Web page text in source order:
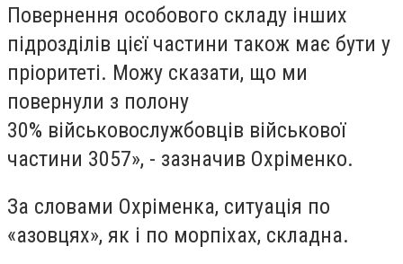
Повернення особового складу інших
підрозділів цієї частини також має бути у
пріоритеті. Можу сказати, що ми
повернули з полону
30% військовослужбовців військової
частини 3057», - зазначив Охріменко.
За словами Охріменка, ситуація по
«азовцях», як і по морпіхах, складна.